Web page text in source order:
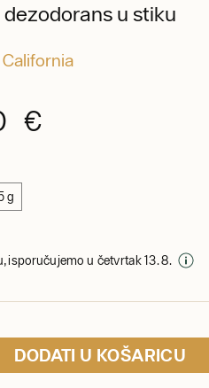
dezodorans u stiku
€
g
isporučujemo u četvrtak 13. 8.
DODATI U KOŠARICU